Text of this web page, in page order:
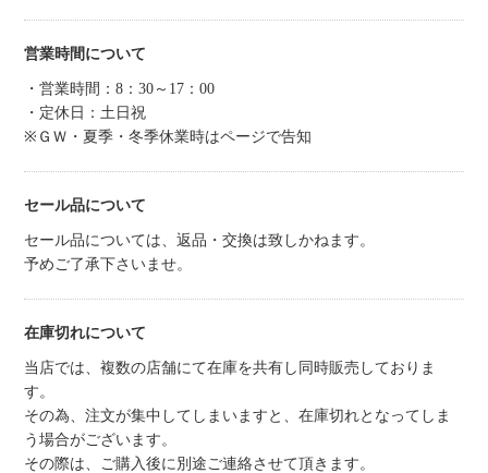
営業時間について
・営業時間：8：30～17：00
・定休日：土日祝
※ＧＷ・夏季・冬季休業時はページで告知
セール品について
セール品については、返品・交換は致しかねます。
予めご了承下さいませ。
在庫切れについて
当店では、複数の店舗にて在庫を共有し同時販売しておりま
す。
その為、注文が集中してしまいますと、在庫切れとなってしま
う場合がございます。
その際は、ご購入後に別途ご連絡させて頂きます。